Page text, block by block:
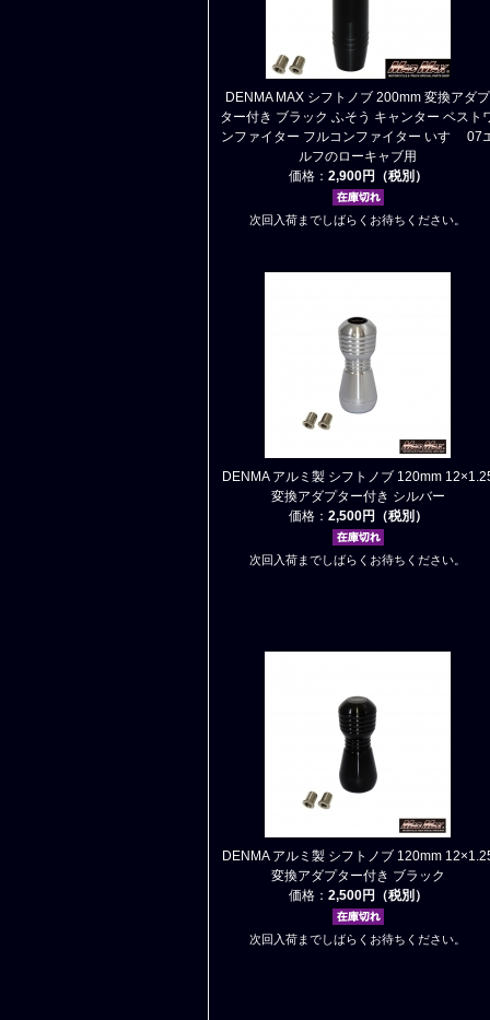
DENMA MAX シフトノブ 200mm 変換アダプ
ター付き ブラック ふそう キャンター ベスト
ンファイター フルコンファイター いすゞ 07
ルフのローキャブ用
価格： 2,900円（税別）
次回入荷までしばらくお待ちください。
DENMA アルミ製 シフトノブ 120mm
変換アダプター付き シルバー
価格： 2,500円（税別）
次回入荷までしばらくお待ちください。
DENMA アルミ製 シフトノブ 120mm
変換アダプター付き ブラック
価格： 2,500円（税別）
次回入荷までしばらくお待ちください。